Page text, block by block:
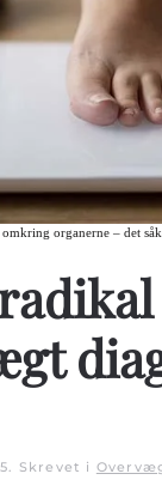
organerne – det
. Skrevet i